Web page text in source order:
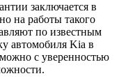
заключается в
на работы такого
по известным
автомобиля Kia в
с уверенностью